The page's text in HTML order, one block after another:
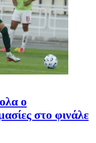
ο
στο φινάλε